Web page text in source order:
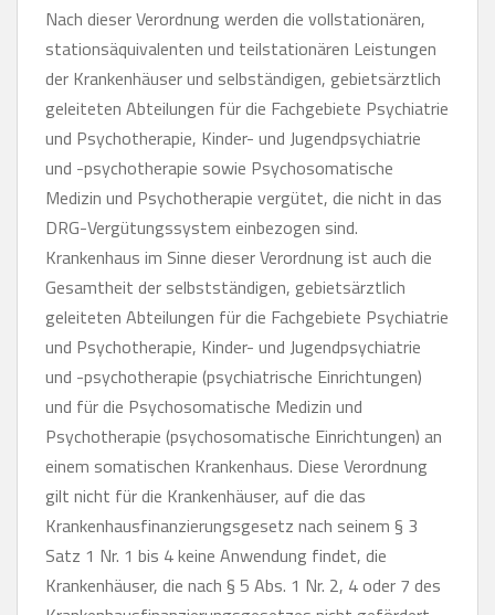
Nach dieser Verordnung werden die vollstationären,
stationsäquivalenten und teilstationären Leistungen
der Krankenhäuser und selbständigen, gebietsärztlich
geleiteten Abteilungen für die Fachgebiete Psychiatrie
und Psychotherapie, Kinder- und Jugendpsychiatrie
und -psychotherapie sowie Psychosomatische
Medizin und Psychotherapie vergütet, die nicht in das
DRG-Vergütungssystem einbezogen sind.
Krankenhaus im Sinne dieser Verordnung ist auch die
Gesamtheit der selbstständigen, gebietsärztlich
geleiteten Abteilungen für die Fachgebiete Psychiatrie
und Psychotherapie, Kinder- und Jugendpsychiatrie
und -psychotherapie (psychiatrische Einrichtungen)
und für die Psychosomatische Medizin und
Psychotherapie (psychosomatische Einrichtungen) an
einem somatischen Krankenhaus. Diese Verordnung
gilt nicht für die Krankenhäuser, auf die das
Krankenhausfinanzierungsgesetz nach seinem § 3
Satz 1 Nr. 1 bis 4 keine Anwendung findet, die
Krankenhäuser, die nach § 5 Abs. 1 Nr. 2, 4 oder 7 des